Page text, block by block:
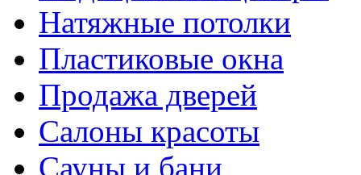
Натяжные потолки
Пластиковые окна
Продажа дверей
Салоны красоты
Сауны и бани